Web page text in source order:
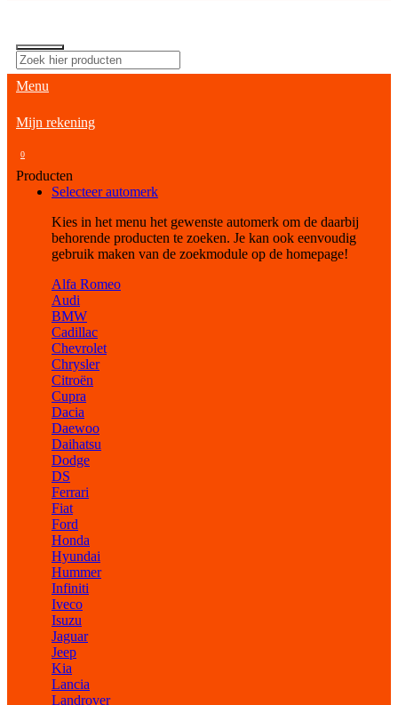
Menu
Mijn rekening
0
Producten
Selecteer automerk
Kies in het menu het gewenste automerk om de daarbij
behorende producten te zoeken. Je kan ook eenvoudig
gebruik maken van de zoekmodule op de homepage!
Alfa Romeo
Audi
BMW
Cadillac
Chevrolet
Chrysler
Citroën
Cupra
Dacia
Daewoo
Daihatsu
Dodge
DS
Ferrari
Fiat
Ford
Honda
Hyundai
Hummer
Infiniti
Iveco
Isuzu
Jaguar
Jeep
Kia
Lancia
Landrover